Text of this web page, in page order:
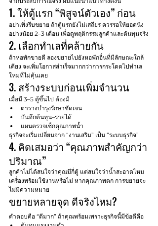
1. ให้ตู้แรก “พิสูจน์ตัวเอง” ก่อน
อย่าเพิ่งรีบขยาย ถ้าตู้แรกยังไม่เสถียร ควรรอให้ยอดนิ่ง
อย่างน้อย 2–3 เดือน เพื่อดูพฤติกรรมลูกค้าและต้นทุนจริง
2. เลือกทำเลที่คล้ายกัน
ถ้าหอพักขายดี ลองขยายไปยังหอพักอื่นที่มีลักษณะใกล้
เคียง จะเพิ่มโอกาสสำเร็จมากกว่าการกระโดดไปทำเล
ใหม่ที่ไม่คุ้นเคย
3. สร้างระบบก่อนเพิ่มจำนวน
เมื่อมี 3–5 ตู้ขึ้นไป ต้องมี
ตารางบำรุงรักษาชัดเจน
บันทึกต้นทุน–รายได้
แผนตรวจเช็กคุณภาพน้ำ
ธุรกิจจะเริ่มเปลี่ยนจาก “งานเสริม” เป็น “ระบบธุรกิจ”
4. คิดเสมอว่า “คุณภาพสำคัญกว่า
ปริมาณ”
ลูกค้าไม่ได้สนใจว่าคุณมีกี่ตู้ แต่สนใจว่าน้ำสะอาดไหม
เครื่องพร้อมใช้งานหรือไม่ หากคุณภาพตก การขยายจะ
ไม่มีความหมาย
ขยายหลายจุด ดีจริงไหม?
คำตอบคือ “ดีมาก” ถ้าคุณพร้อมเพราะธุรกิจนี้มีข้อดีคือ